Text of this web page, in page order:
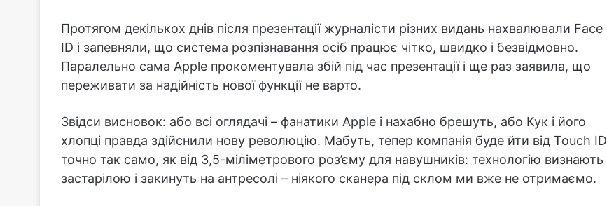
Протягом декількох днів після презентації журналісти різних видань нахвалювали Face
ID і запевняли, що система розпізнавання осіб працює чітко, швидко і безвідмовно.
Паралельно сама Apple прокоментувала збій під час презентації і ще раз заявила, що
переживати за надійність нової функції не варто.
Звідси висновок: або всі оглядачі – фанатики Apple і нахабно брешуть, або Кук і його
хлопці правда здійснили нову революцію. Мабуть, тепер компанія буде йти від Touch ID
точно так само, як від 3,5-міліметрового роз’єму для навушників: технологію визнають
застарілою і закинуть на антресолі – ніякого сканера під склом ми вже не отримаємо.